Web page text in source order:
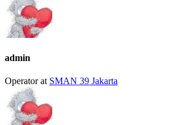
admin
Operatorat SMAN 39 Jakarta